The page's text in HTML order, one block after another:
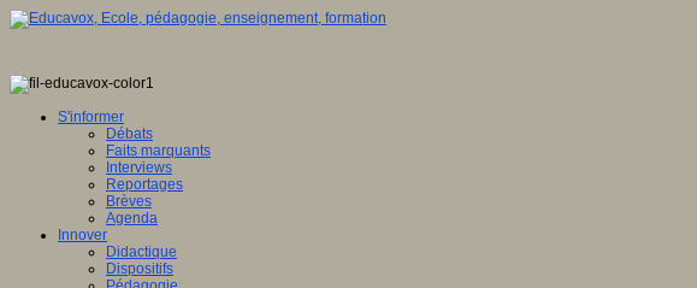
S'informer
Débats
Faits marquants
Interviews
Reportages
Brèves
Agenda
Innover
Didactique
Dispositifs